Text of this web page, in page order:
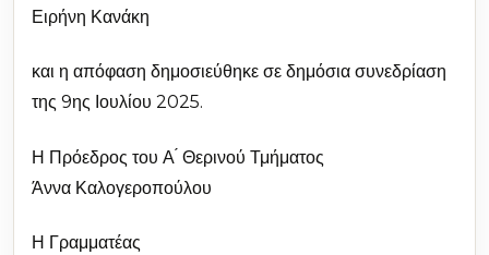
Ειρήνη Κανάκη
και η απόφαση δημοσιεύθηκε σε δημόσια συνεδρίαση
της 9ης Ιουλίου 2025.
Η Πρόεδρος του Α ́ Θερινού Τμήματος
Άννα Καλογεροπούλου
Η Γραμματέας